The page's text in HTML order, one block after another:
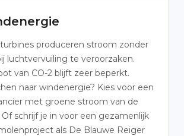
produceren stroom zonder
luchtvervuiling te veroorzaken.
van CO-2 blijft zeer beperkt.
naar windenergie? Kies voor een
met groene stroom van de
Of schrijf je in voor een gezamenlijk
als De Blauwe Reiger